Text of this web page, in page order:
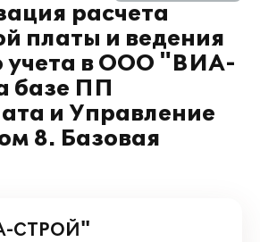
расчета
платы и ведения
учета в ООО "ВИА-
базе ПП
и Управление
8. Базовая
СТРОЙ"